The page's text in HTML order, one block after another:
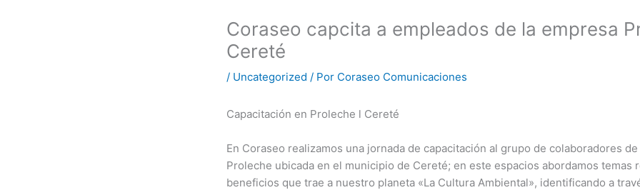
Coraseo capcita a empleados de la empresa
Cereté
/ Uncategorized / Por Coraseo Comunicaciones
Capacitación en Proleche l Cereté
En Coraseo realizamos una jornada de capacitación al grupo de colaboradores
Proleche ubicada en el municipio de Cereté; en este espacios abordamos temas
beneficios que trae a nuestro planeta «La Cultura Ambiental», identificando a